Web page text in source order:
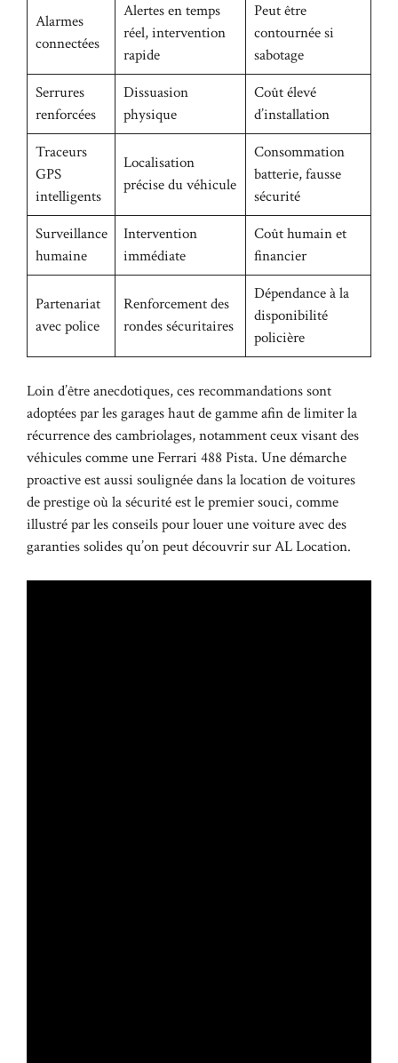
Alarmes
connectées
Alertes en temps
réel, intervention
rapide
Peut être
contournée si
sabotage
Serrures
renforcées
Dissuasion
physique
Coût élevé
d’installation
Traceurs
GPS
intelligents
Localisation
précise du véhicule
Consommation
batterie, fausse
sécurité
Surveillance
humaine
Intervention
immédiate
Coût humain et
financier
Partenariat
avec police
Renforcement des
rondes sécuritaires
Dépendance à la
disponibilité
policière
Loin d’être anecdotiques, ces recommandations sont
adoptées par les garages haut de gamme afin de limiter la
récurrence des cambriolages, notamment ceux visant des
véhicules comme une Ferrari 488 Pista. Une démarche
proactive est aussi soulignée dans la location de voitures
de prestige où la sécurité est le premier souci, comme
illustré par les conseils pour louer une voiture avec des
garanties solides qu’on peut découvrir surAL Location.